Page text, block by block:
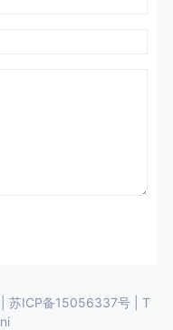
苏ICP备15056337号 | T